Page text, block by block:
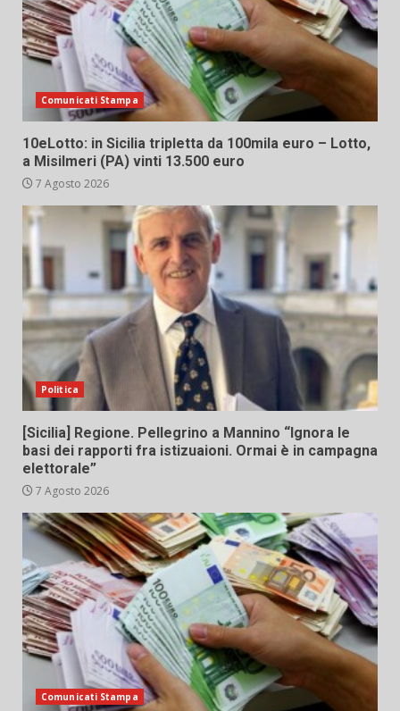
Comunicati Stampa
10eLotto: in Sicilia tripletta da 100mila euro – Lotto,
a Misilmeri (PA) vinti 13.500 euro
7 Agosto 2026
Politica
[Sicilia] Regione. Pellegrino a Mannino “Ignora le
basi dei rapporti fra istizuaioni. Ormai è in campagna
elettorale”
7 Agosto 2026
Comunicati Stampa